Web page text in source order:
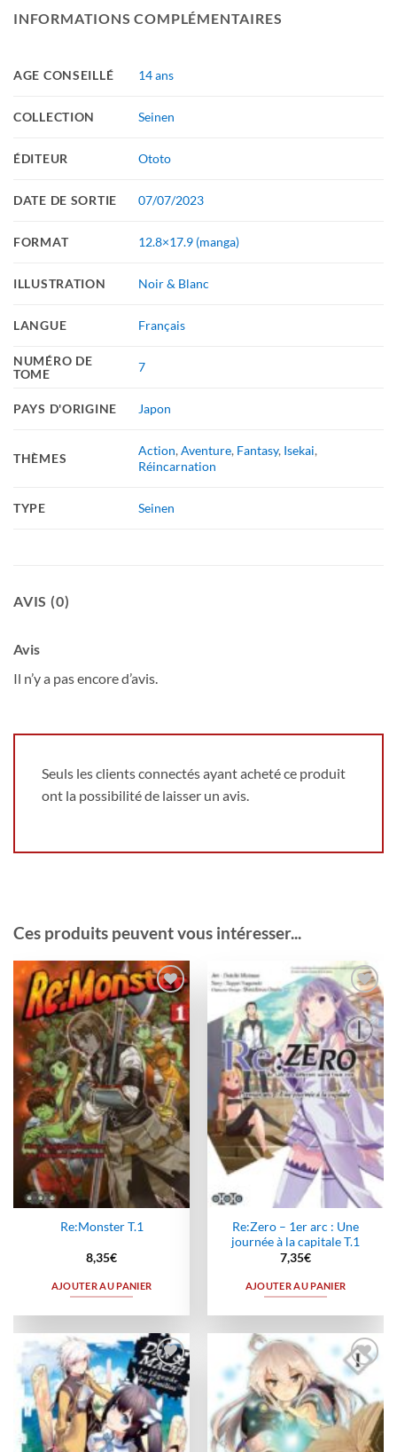
INFORMATIONS COMPLÉMENTAIRES
AGE CONSEILLÉ 14 ans
COLLECTION Seinen
ÉDITEUR Ototo
DATE DE SORTIE 07/07/2023
FORMAT 12.8×17.9 (manga)
ILLUSTRATION Noir & Blanc
LANGUE Français
NUMÉRO DE
TOME
7
PAYS D'ORIGINE Japon
THÈMES
Action,Aventure, Fantasy, Isekai,
Réincarnation
TYPE Seinen
AVIS (0)
Avis
Il n’y a pas encore d’avis.
Seuls les clients connectés ayant acheté ce produit
ont la possibilité de laisser un avis.
Ces produits peuvent vous intéresser...
Ajouter
à la
wishlist
Re:Monster T.1
8,35€
AJOUTER AU PANIER
Ajouter
à la
wishlist
Re:Zero – 1er arc : Une
journée à la capitale T.1
7,35€
AJOUTER AU PANIER
Ajouter
à la
wishlist
Ajouter
à la
wishlist